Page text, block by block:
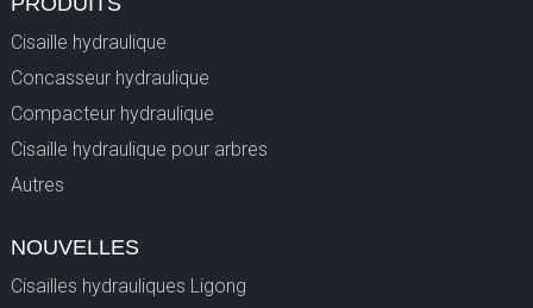
Cisaille hydraulique
Concasseur hydraulique
Compacteur hydraulique
Cisaille hydraulique pour arbres
Autres
NOUVELLES
Cisailles hydrauliques Ligong